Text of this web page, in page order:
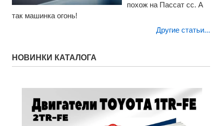
похож на Пассат сс. А
так машинка огонь!
Другие статьи...
НОВИНКИ КАТАЛОГА